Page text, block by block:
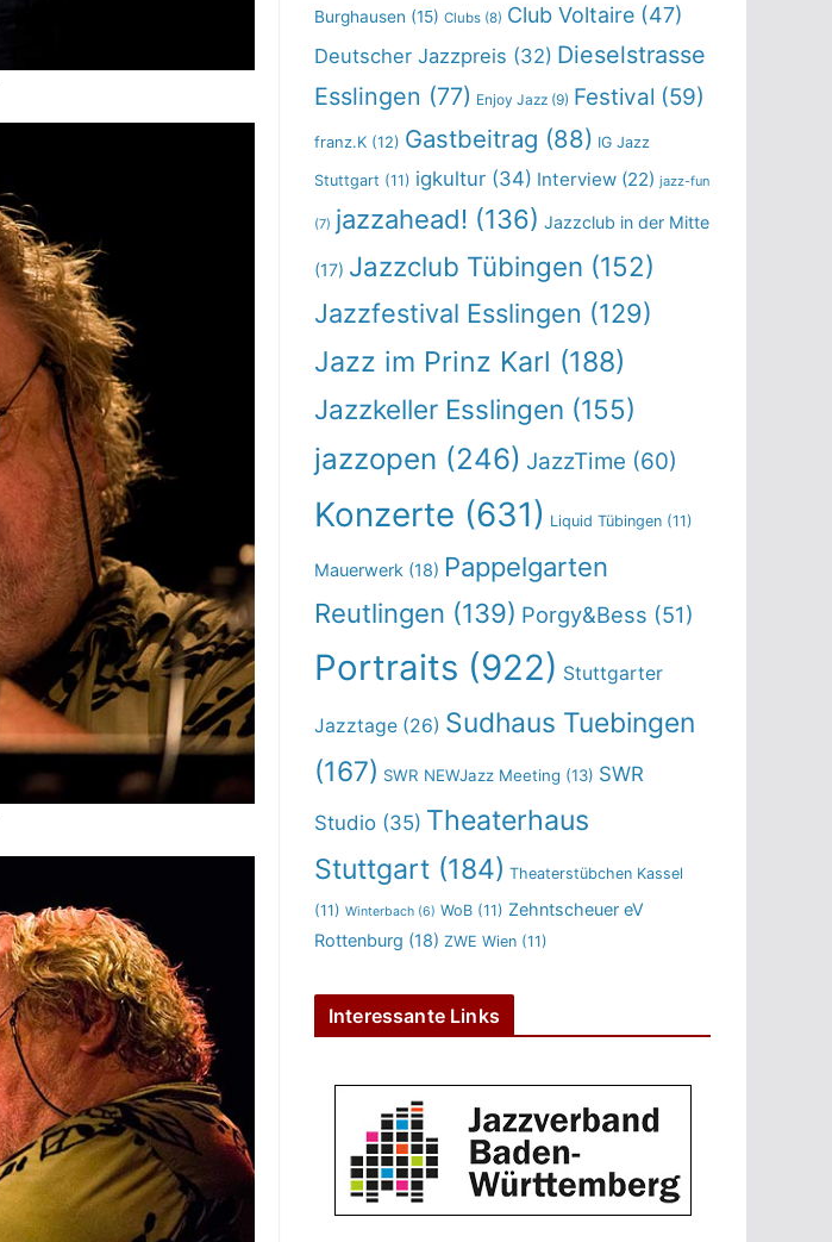
Burghausen (15) Clubs (8) Club Voltaire (47)
Deutscher Jazzpreis (32) Dieselstrasse
Esslingen (77) Enjoy Jazz (9) Festival (59)
franz.K (12) Gastbeitrag (88) IG Jazz
Stuttgart (11) igkultur (34) Interview (22) jazz-fun
(7) jazzahead! (136) Jazzclub in der Mitte
(17) Jazzclub Tübingen (152)
Jazzfestival Esslingen (129)
Jazz im Prinz Karl (188)
Jazzkeller Esslingen (155)
jazzopen (246) JazzTime (60)
Konzerte (631) Liquid Tübingen (11)
Mauerwerk (18) Pappelgarten
Reutlingen (139) Porgy&Bess (51)
Portraits (922) Stuttgarter
Jazztage (26) Sudhaus Tuebingen
(167) SWR NEWJazz Meeting (13) SWR
Studio (35) Theaterhaus
Stuttgart (184) Theaterstübchen Kassel
(11) Winterbach (6) WoB (11) Zehntscheuer eV
Rottenburg (18) ZWE Wien (11)
Interessante Links